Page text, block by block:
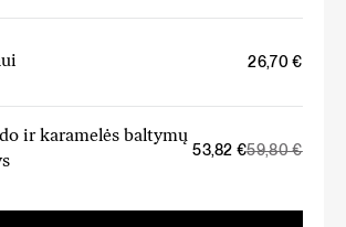
26,70€
ir karamelės baltymų
59,80€
Original
59,80 €.
53,82€
Current
53,82 €.